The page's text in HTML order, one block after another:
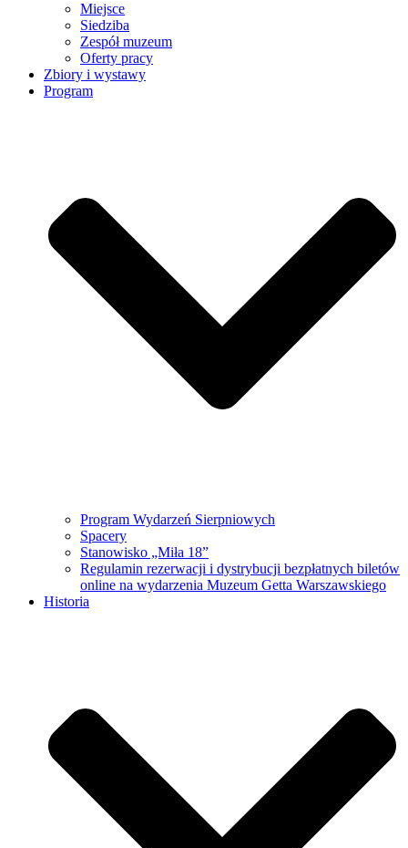
Miejsce
Siedziba
Zespół muzeum
Oferty pracy
Zbiory i wystawy
Program
Program Wydarzeń Sierpniowych
Spacery
Stanowisko „Miła 18”
Regulamin rezerwacji i dystrybucji bezpłatnych biletów
online na wydarzenia Muzeum Getta Warszawskiego
Historia